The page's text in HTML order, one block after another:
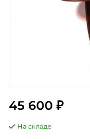
45 600 ₽
На складе